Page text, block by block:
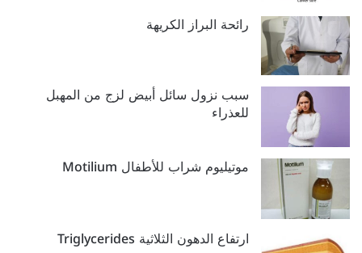
رائحة البراز الكريهة
سبب نزول سائل أبيض لزج من المهبل
للعذراء
موتيليوم شراب للأطفال Motilium
ارتفاع الدهون الثلاثية Triglycerides